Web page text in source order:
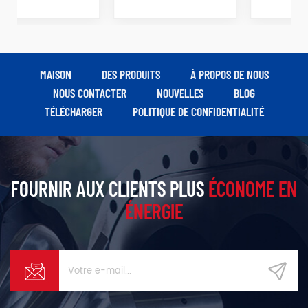
MAISON DES PRODUITS
À PROPOS DE NOUS
NOUS CONTACTER
NOUVELLES
BLOG
TÉLÉCHARGER
POLITIQUE DE CONFIDENTIALITÉ
FOURNIR AUX CLIENTS PLUSÉCONOME EN
ÉNERGIE